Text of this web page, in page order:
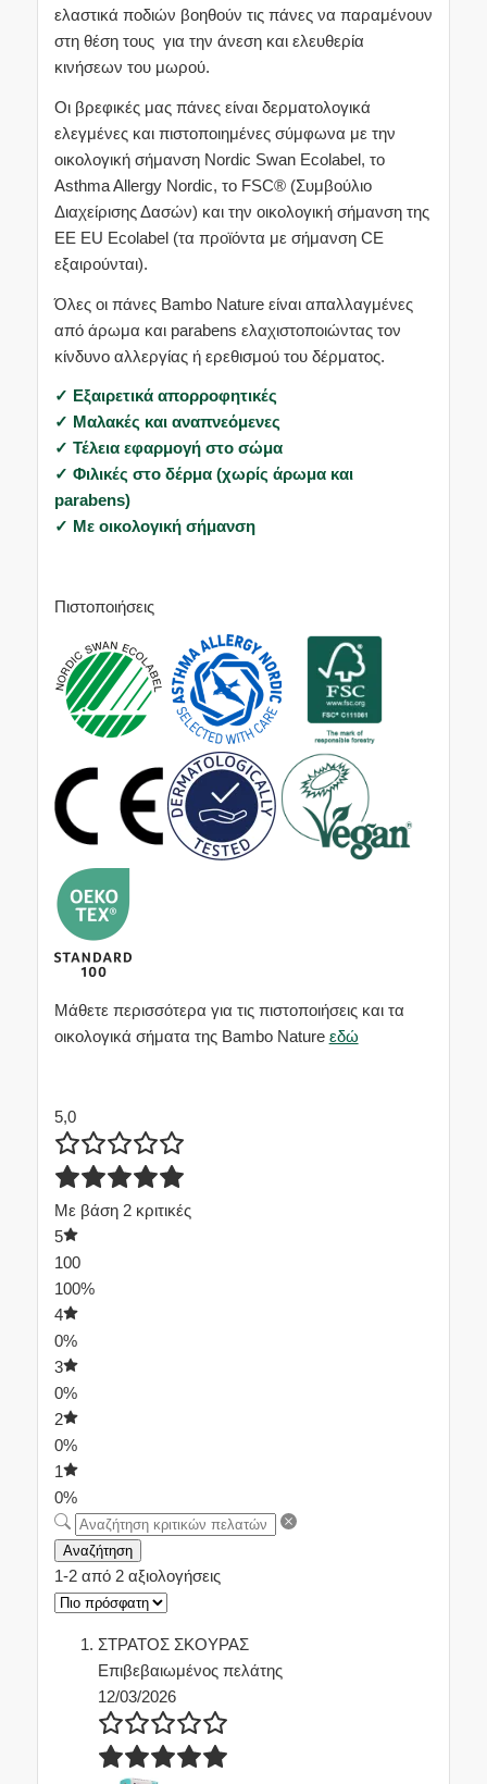
ελαστικά ποδιών βοηθούν τις πάνες να παραμένουν
στη θέση τους για την άνεση και ελευθερία
κινήσεων του μωρού.
Οι βρεφικές μας πάνες είναι δερματολογικά
ελεγμένες και πιστοποιημένες σύμφωνα με την
οικολογική σήμανση Nordic Swan Ecolabel, το
Asthma Allergy Nordic, το FSC® (Συμβούλιο
Διαχείρισης Δασών) και την οικολογική σήμανση της
ΕΕ EU Ecolabel (τα προϊόντα με σήμανση CE
εξαιρούνται).
Όλες οι πάνες Bambo Nature είναι απαλλαγμένες
από άρωμα και parabens ελαχιστοποιώντας τον
κίνδυνο αλλεργίας ή ερεθισμού του δέρματος.
✓ Εξαιρετικά απορροφητικές
✓ Μαλακές και αναπνεόμενες
✓ Τέλεια εφαρμογή στο σώμα
✓ Φιλικές στο δέρμα (χωρίς άρωμα και
parabens)
✓ Με οικολογική σήμανση
Πιστοποιήσεις
Μάθετε περισσότερα για τις πιστοποιήσεις και τα
οικολογικά σήματα της Bambo Nature εδώ
5,0
Με βάση 2 κριτικές
5
100
100%
4
0%
3
0%
2
0%
1
0%
Αναζήτηση
1-2 από 2 αξιολογήσεις
ΣΤΡΑΤΟΣ ΣΚΟΥΡΑΣ
Επιβεβαιωμένος πελάτης
12/03/2026